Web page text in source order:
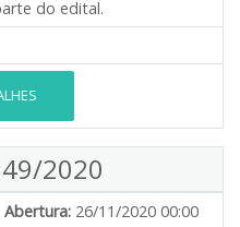
do edital.
2020
Abertura: 26/11/2020 00:00